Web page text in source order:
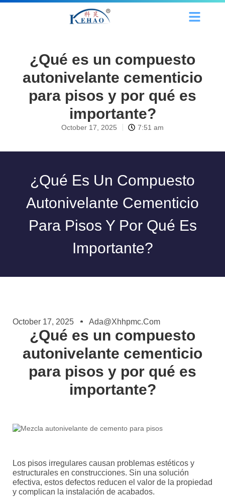
¿Qué es un compuesto
autonivelante cementicio
para pisos y por qué es
importante?
October 17, 2025 7:51 am
¿Qué Es Un Compuesto
Autonivelante Cementicio
Para Pisos Y Por Qué Es
Importante?
October 17, 2025 Ada@xhhpmc.com
¿Qué es un compuesto
autonivelante cementicio
para pisos y por qué es
importante?
Los pisos irregulares causan problemas estéticos y
estructurales en construcciones. Sin una solución
efectiva, estos defectos reducen el valor de la propiedad
y complican la instalación de acabados.